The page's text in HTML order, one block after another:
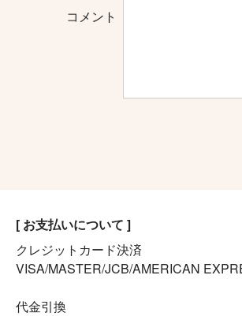
コメント
[ お支払いについて ]
クレジットカード決済
VISA/MASTER/JCB/AMERICAN
代金引換